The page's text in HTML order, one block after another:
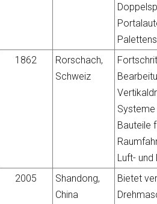
1862
Rorschach,
Schweiz
Bauteile
Luft-
2005
Shandong,
China
Bietet